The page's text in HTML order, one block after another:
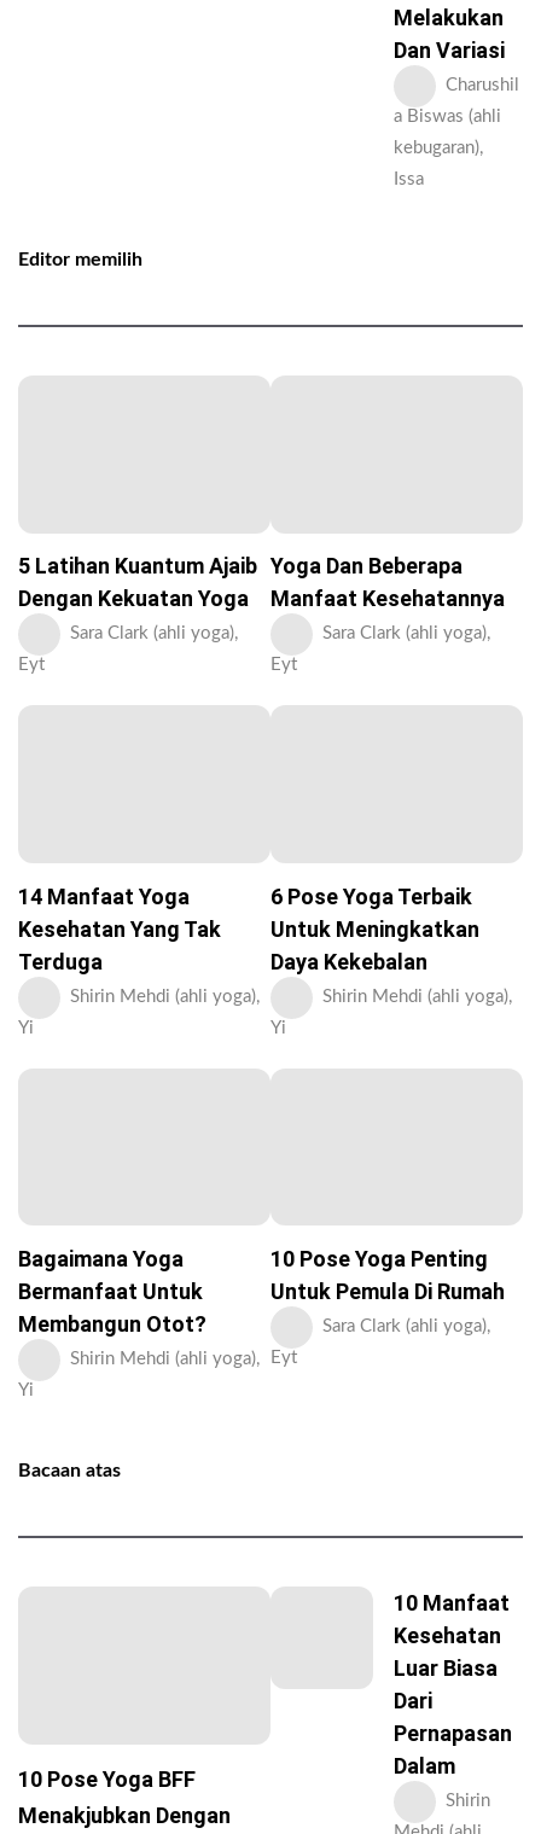
Melakukan
Dan Variasi
Charushil
a Biswas (ahli
kebugaran),
Issa
Editor memilih
5 Latihan Kuantum Ajaib
Dengan Kekuatan Yoga
Sara Clark (ahli yoga),
Eyt
Yoga Dan Beberapa
Manfaat Kesehatannya
Sara Clark (ahli yoga),
Eyt
14 Manfaat Yoga
Kesehatan Yang Tak
Terduga
Shirin Mehdi (ahli yoga),
Yi
6 Pose Yoga Terbaik
Untuk Meningkatkan
Daya Kekebalan
Shirin Mehdi (ahli yoga),
Yi
Bagaimana Yoga
Bermanfaat Untuk
Membangun Otot?
Shirin Mehdi (ahli yoga),
Yi
10 Pose Yoga Penting
Untuk Pemula Di Rumah
Sara Clark (ahli yoga),
Eyt
Bacaan atas
10 Pose Yoga BFF
Menakjubkan Dengan
10 Manfaat
Kesehatan
Luar Biasa
Dari
Pernapasan
Dalam
Shirin